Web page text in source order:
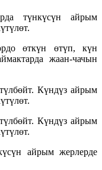
түнкүсүн айрым
өткүн өтүп, күн
жаан-чачын
Күндүз айрым
Күндүз айрым
айрым жерлерде